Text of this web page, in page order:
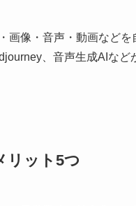
画像・音声・動画など
、音声生成AIな
リット5つ